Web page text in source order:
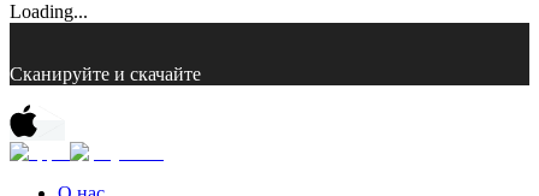
Loading...
Сканируйте и скачайте